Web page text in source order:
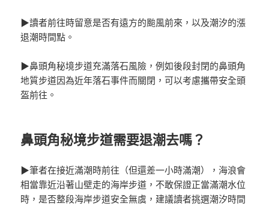
▶讀者前往時留意是否有遠方的颱風前來，以及潮汐的漲
退潮時間點。
▶鼻頭角秘境步道充滿落石風險，例如後段封閉的鼻頭角
地質步道因為近年落石事件而關閉，可以考慮攜帶安全頭
盔前往。
鼻頭角秘境步道需要退潮去嗎？
▶筆者在接近滿潮時前往（但還差一小時滿潮），海浪會
相當靠近沿著山壁走的海岸步道，不敢保證正當滿潮水位
時，是否整段海岸步道安全無虞，建議讀者挑選潮汐時間